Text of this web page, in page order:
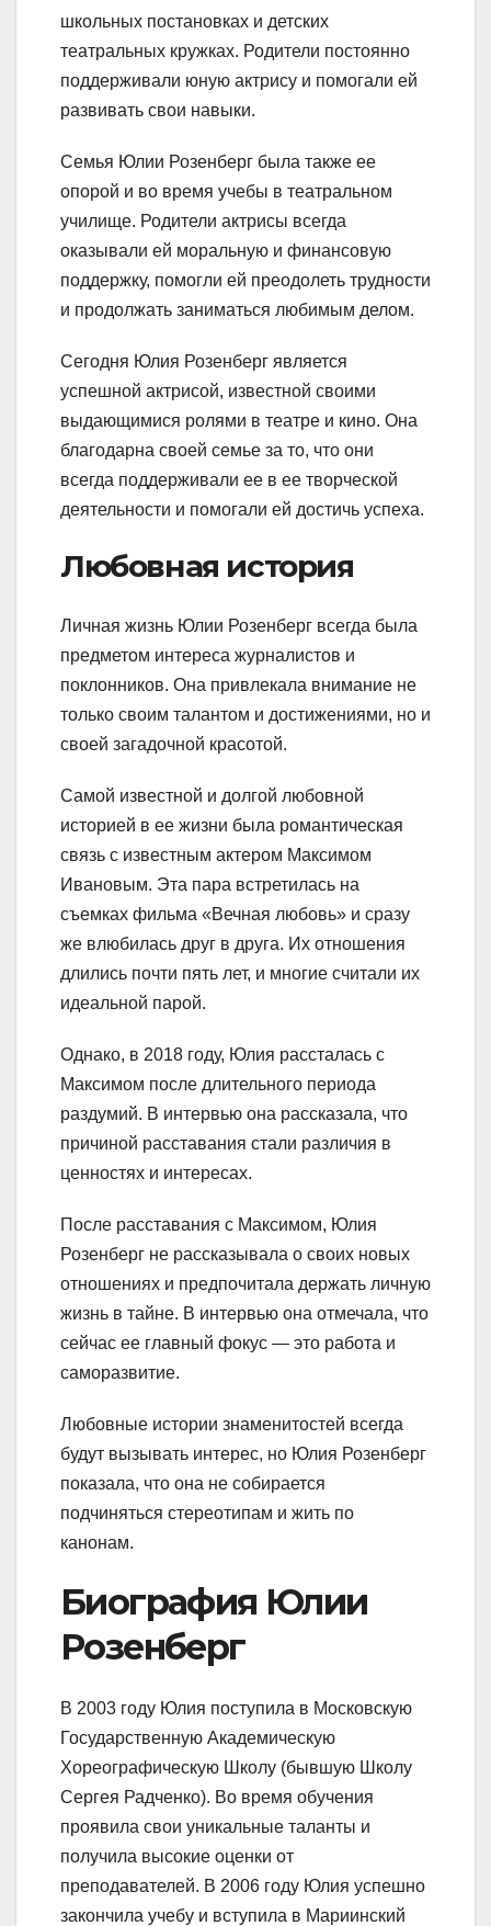
школьных постановках и детских
театральных кружках. Родители постоянно
поддерживали юную актрису и помогали ей
развивать свои навыки.
Семья Юлии Розенберг была также ее
опорой и во время учебы в театральном
училище. Родители актрисы всегда
оказывали ей моральную и финансовую
поддержку, помогли ей преодолеть трудности
и продолжать заниматься любимым делом.
Сегодня Юлия Розенберг является
успешной актрисой, известной своими
выдающимися ролями в театре и кино. Она
благодарна своей семье за то, что они
всегда поддерживали ее в ее творческой
деятельности и помогали ей достичь успеха.
Любовная история
Личная жизнь Юлии Розенберг всегда была
предметом интереса журналистов и
поклонников. Она привлекала внимание не
только своим талантом и достижениями, но и
своей загадочной красотой.
Самой известной и долгой любовной
историей в ее жизни была романтическая
связь с известным актером Максимом
Ивановым. Эта пара встретилась на
съемках фильма «Вечная любовь» и сразу
же влюбилась друг в друга. Их отношения
длились почти пять лет, и многие считали их
идеальной парой.
Однако, в 2018 году, Юлия рассталась с
Максимом после длительного периода
раздумий. В интервью она рассказала, что
причиной расставания стали различия в
ценностях и интересах.
После расставания с Максимом, Юлия
Розенберг не рассказывала о своих новых
отношениях и предпочитала держать личную
жизнь в тайне. В интервью она отмечала, что
сейчас ее главный фокус — это работа и
саморазвитие.
Любовные истории знаменитостей всегда
будут вызывать интерес, но Юлия Розенберг
показала, что она не собирается
подчиняться стереотипам и жить по
канонам.
Биография Юлии
Розенберг
В 2003 году Юлия поступила в Московскую
Государственную Академическую
Хореографическую Школу (бывшую Школу
Сергея Радченко). Во время обучения
проявила свои уникальные таланты и
получила высокие оценки от
преподавателей. В 2006 году Юлия успешно
закончила учебу и вступила в Мариинский